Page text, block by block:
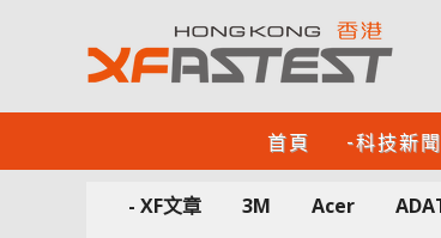
首頁 -科技新
- XF文章 3M Acer